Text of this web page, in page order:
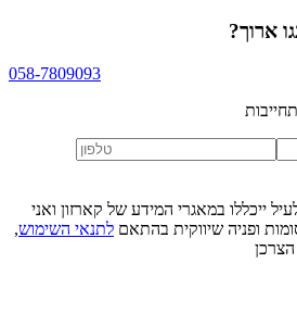
ארוך?
058-7809093
ייכללו במאגרי המידע של קארזון ואני
ופניה שיווקית בהתאם לתנאי השימוש,
הצרכן